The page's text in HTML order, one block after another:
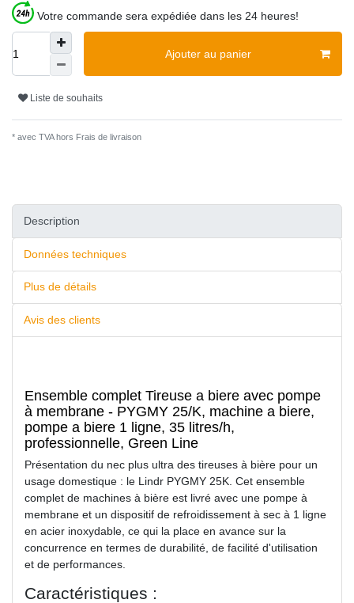
Votre commande sera expédiée dans les 24 heures!
Ajouter au panier
Liste de souhaits
* avec TVA hors Frais de livraison
Description
Données techniques
Plus de détails
Avis des clients
Ensemble complet Tireuse a biere avec pompe
à membrane - PYGMY 25/K, machine a biere,
pompe a biere 1 ligne, 35 litres/h,
professionnelle, Green Line
Présentation du nec plus ultra des tireuses à bière pour un
usage domestique : le Lindr PYGMY 25K. Cet ensemble
complet de machines à bière est livré avec une pompe à
membrane et un dispositif de refroidissement à sec à 1 ligne
en acier inoxydable, ce qui la place en avance sur la
concurrence en termes de durabilité, de facilité d'utilisation
et de performances.
Caractéristiques :